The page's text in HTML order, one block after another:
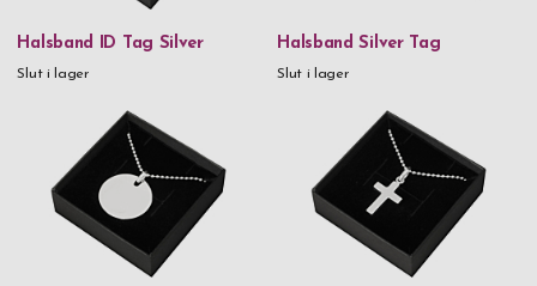
Halsband ID Tag Silver
Slut i lager
Halsband Silver Tag
Slut i lager